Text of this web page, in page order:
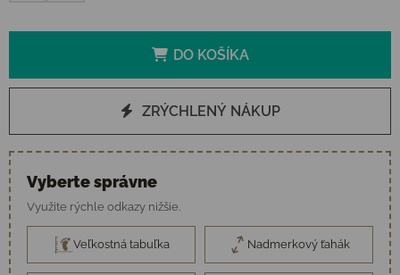
DO KOŠÍKA
ZRÝCHLENÝ NÁKUP
Vyberte správne
Využite rýchle odkazy nižšie.
Veľkostná tabuľka Nadmerkový ťahák